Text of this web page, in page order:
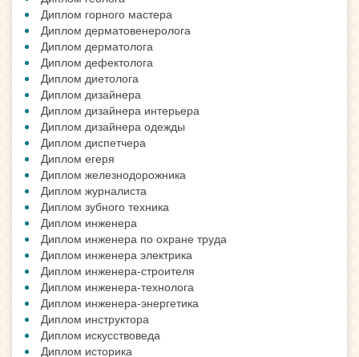
Диплом горного мастера
Диплом дерматовенеролога
Диплом дерматолога
Диплом дефектолога
Диплом диетолога
Диплом дизайнера
Диплом дизайнера интерьера
Диплом дизайнера одежды
Диплом диспетчера
Диплом егеря
Диплом железнодорожника
Диплом журналиста
Диплом зубного техника
Диплом инженера
Диплом инженера по охране труда
Диплом инженера электрика
Диплом инженера-строителя
Диплом инженера-технолога
Диплом инженера-энергетика
Диплом инструктора
Диплом искусствоведа
Диплом историка